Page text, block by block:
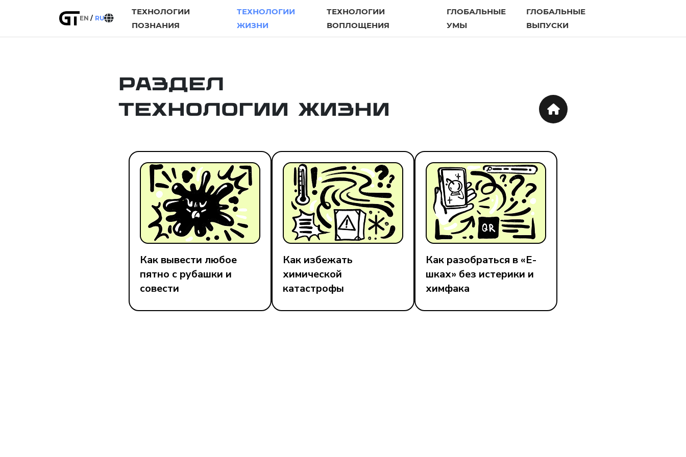
EN RU
ТЕХНОЛОГИИ
ПОЗНАНИЯ
ТЕХНОЛОГИИ
ЖИЗНИ
ТЕХНОЛОГИИ
ВОПЛОЩЕНИЯ
ГЛОБАЛЬНЫЕ
УМЫ
ГЛОБАЛЬНЫЕ
ВЫПУСКИ
Раздел
Технологии жизни
Как вывести любое
пятно с рубашки и
совести
Как избежать
химической
катастрофы
Как разобраться в «Е-
шках» без истерики и
химфака